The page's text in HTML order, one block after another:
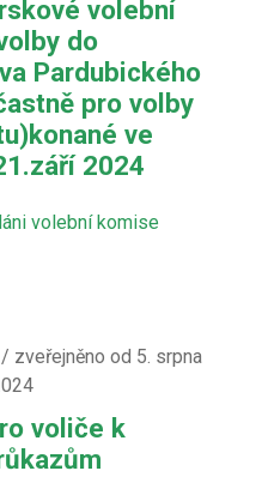
volební
do
Pardubického
pro volby
ve
2024
volební komise
/ zveřejněno od 5. srpna
voliče k